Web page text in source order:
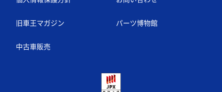
旧車王マガジン パーツ博物館
中古車販売